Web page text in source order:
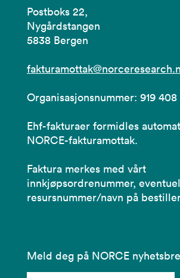
Postboks 22,
Nygårdstangen
5838 Bergen
Organisasjonsnummer: 919
Ehf-fakturaer formidles
NORCE-fakturamottak.
Faktura merkes med vårt
innkjøpsordrenummer,
resursnummer/navn på
Meld deg på NORCE